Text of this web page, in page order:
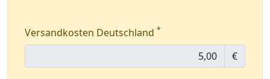
Versandkosten Deutschland *
€